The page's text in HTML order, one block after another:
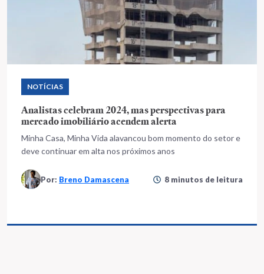
NOTÍCIAS
Analistas celebram 2024, mas perspectivas para
mercado imobiliário acendem alerta
Minha Casa, Minha Vida alavancou bom momento do setor e
deve continuar em alta nos próximos anos
Por: Breno Damascena 8 minutos de leitura